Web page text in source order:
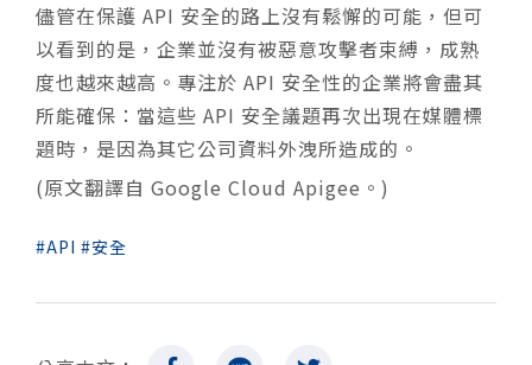
儘管在保護 API 安全的路上沒有鬆懈的可能，但可
以看到的是，企業並沒有被惡意攻擊者束縛，成熟
度也越來越高。專注於 API 安全性的企業將會盡其
所能確保：當這些 API 安全議題再次出現在媒體標
題時，是因為其它公司資料外洩所造成的。
(原文翻譯自 Google Cloud Apigee 。)
API 安全